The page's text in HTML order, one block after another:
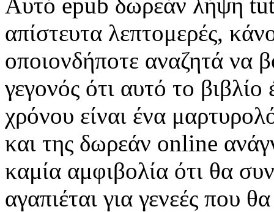
απίστευτα λεπτομερές,
οποιονδήποτε αναζητά να
γεγονός ότι αυτό το βιβλίο
χρόνου είναι ένα
και της δωρεάν online
καμία αμφιβολία ότι θα
αγαπιέται για γενεές που